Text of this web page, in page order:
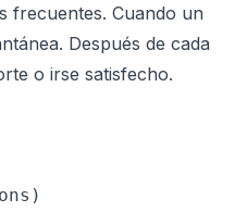
frecuentes. Cuando un
Después de cada
o irse satisfecho.